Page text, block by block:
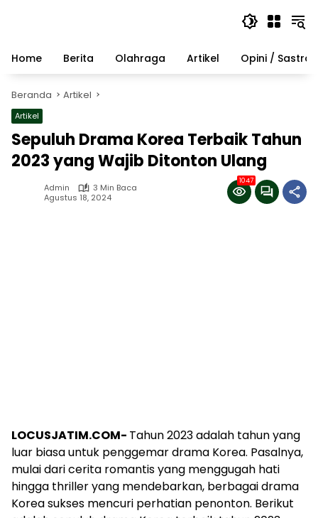
Home
Berita Olahraga Artikel Opini / Sastra
Beranda Artikel
Artikel
Sepuluh Drama Korea Terbaik Tahun
2023 yang Wajib Ditonton Ulang
Admin
3 Min Baca
Agustus 18, 2024
1047
LOCUSJATIM.COM- Tahun 2023 adalah tahun yang
luar biasa untuk penggemar drama Korea. Pasalnya,
mulai dari cerita romantis yang menggugah hati
hingga thriller yang mendebarkan, berbagai drama
Korea sukses mencuri perhatian penonton. Berikut